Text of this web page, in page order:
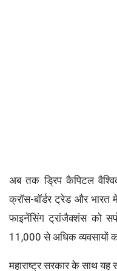
अब तक ड्रिप कैपिटल
क्रॉस-बॉर्डर ट्रेड और
फाइनेंसिंग ट्रांजैक्शंस को
11,000 से अधिक व्यवसायों
महाराष्ट्र सरकार के साथ यह